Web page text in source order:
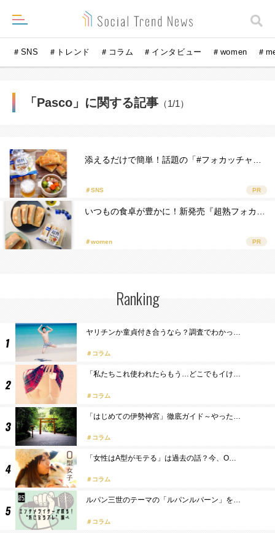
＃SNS ＃トレンド ＃コラム ＃インタビュー ＃women ＃
「Pasco」に関する記事 （1/1）
添えるだけで簡単！話題の「#フォカッチャ…
＃SNS PR
いつもの食卓が豊かに！新発売『超熟フォカ…
＃women PR
Ranking
ヤリチンか童貞付き合うなら？調査でわかっ…
コラム
「私たちこれ使われたらもう…どこでもイけ…
コラム
「はじめての伊勢神宮」徹底ガイド～やった…
コラム
「女性はA型がモテる」は過去の話？今、O…
コラム
ルパン三世のテーマの「ルパンルパーン」を…
コラム